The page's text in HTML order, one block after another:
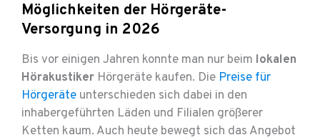
Möglichkeiten der Hörgeräte-
Versorgung in 2026
Bis vor einigen Jahren konnte man nur beim lokalen
Hörakustiker Hörgeräte kaufen. Die Preise für
Hörgeräte unterschieden sich dabei in den
inhabergeführten Läden und Filialen größerer
Ketten kaum. Auch heute bewegt sich das Angebot